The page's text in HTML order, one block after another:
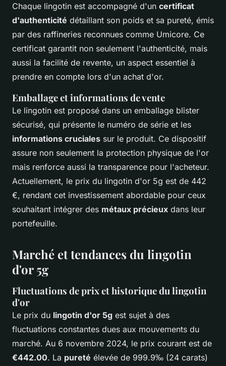
Chaque lingotin est accompagné d'un certificat
d'authenticité détaillant son poids et sa pureté, émis
par des raffineries reconnues comme Umicore. Ce
certificat garantit non seulement l'authenticité, mais
aussi la facilité de revente, un aspect essentiel à
prendre en compte lors d'un achat d'or.
Emballage et informations de vente
Le lingotin est proposé dans un emballage blister
sécurisé, qui présente le numéro de série et les
informations cruciales sur le produit. Ce dispositif
assure non seulement la protection physique de l'or
mais renforce aussi la transparence pour l'acheteur.
Actuellement, le prix du lingotin d'or 5g est de 442
€, rendant cet investissement abordable pour ceux
souhaitant intégrer des métaux précieux dans leur
portefeuille.
Marché et tendances du lingotin
d'or 5g
Fluctuations de prix et historique du lingotin
d'or
Le prix du lingotin d'or 5g est sujet à des
fluctuations constantes dues aux mouvements du
marché. Au 6 novembre 2024, le prix courant est de
€442.00. La pureté élevée de 999.9‰ (24 carats)